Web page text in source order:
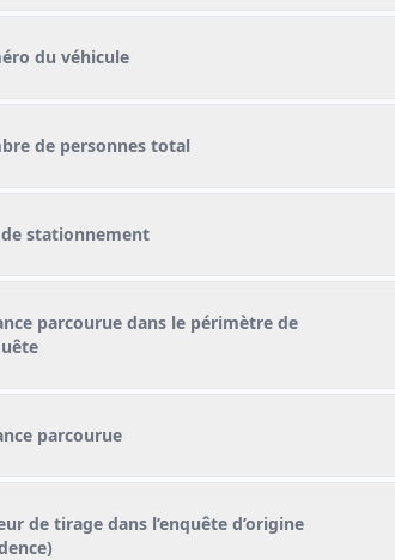
du véhicule
de personnes total
stationnement
parcourue dans le périmètre de
parcourue
de tirage dans l’enquête d’origine